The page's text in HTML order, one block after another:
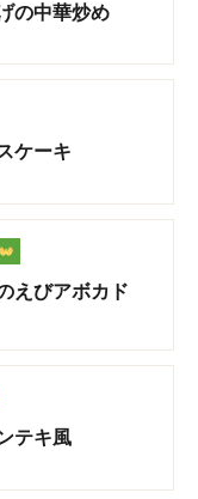
の中華炒め
ケーキ
えびアボカド
テキ風